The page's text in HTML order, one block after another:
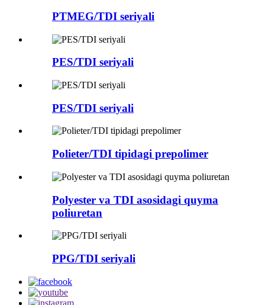
PTMEG/TDI seriyali
PES/TDI seriyali
PES/TDI seriyali
Polieter/TDI tipidagi prepolimer
Polyester va TDI asosidagi quyma
poliuretan
PPG/TDI seriyali